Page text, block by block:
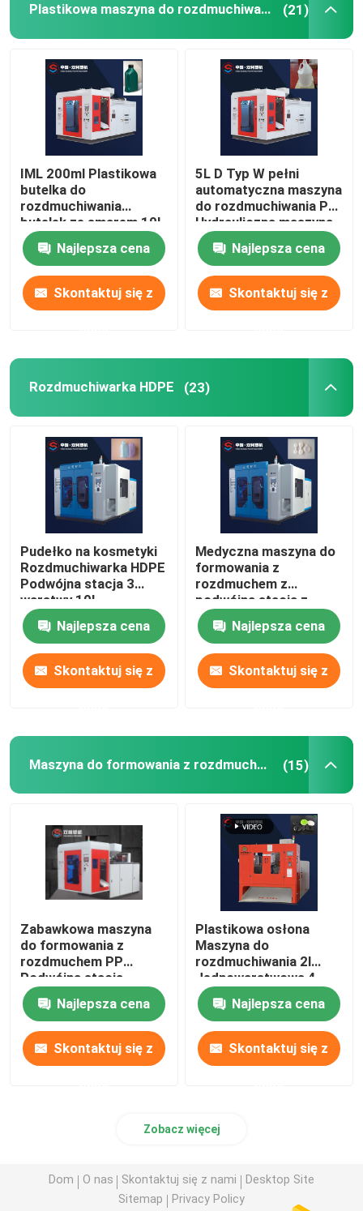
Plastikowa maszyna do rozdmuchiwania butelek (21)
IML 200ml Plastikowa
butelka do
rozdmuchiwania
butelek ze smarem 10l
Najlepsza cena
Skontaktuj się z
5L D Typ W pełni
automatyczna maszyna
do rozdmuchiwania PE
Hydrauliczna maszyna
do produkcji butelek
Najlepsza cena
Skontaktuj się z
Rozdmuchiwarka HDPE (23)
Pudełko na kosmetyki
Rozdmuchiwarka HDPE
Podwójna stacja 3
warstwy 10l
Najlepsza cena
Skontaktuj się z
Medyczna maszyna do
formowania z
rozdmuchem z
podwójną stacją z
tworzywa sztucznego
10l Wytłaczanie
Najlepsza cena
Skontaktuj się z
Maszyna do formowania z rozdmuchem PP (15)
Zabawkowa maszyna
do formowania z
rozdmuchem PP
Podwójna stacja
Maszyna do
rozdmuchiwania 55 mm
Najlepsza cena
Skontaktuj się z
Plastikowa osłona
Maszyna do
rozdmuchiwania 2l
Jednowarstwowa 4
wnęki Automatyczna
butelka PET
Najlepsza cena
Skontaktuj się z
Zobacz więcej
Dom O nas Skontaktuj się z nami
Desktop Site
Sitemap
Privacy Policy